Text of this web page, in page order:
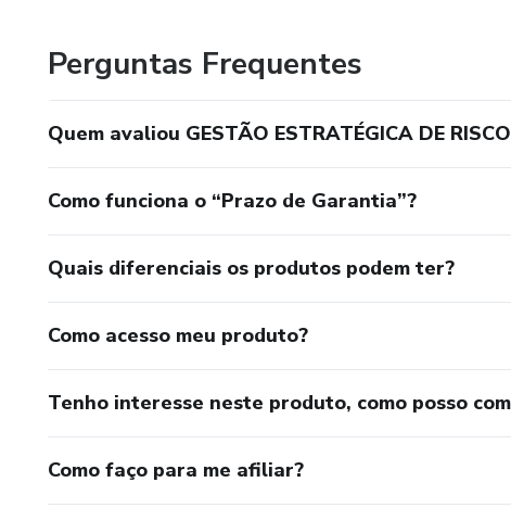
4. Integração ao PGR e
Os riscos psicossociais são
probabilidade e severidade. A
Medidas Administrativas:
Medidas Individuais: Suporte
A implementação deste manual
garantindo:
Perguntas Frequentes
Quem avaliou GESTÃO ESTRATÉGICA DE
Como funciona o “Prazo de Garantia”?
Quais diferenciais os produtos podem ter?
Como acesso meu produto?
Tenho interesse neste produto, como posso
Como faço para me afiliar?